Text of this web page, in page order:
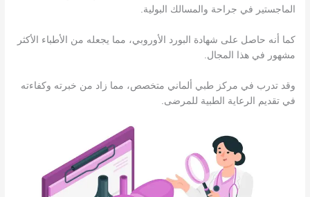
الماجستير في جراحة والمسالك البولية.
كما أنه حاصل على شهادة البورد الأوروبي، مما يجعله من الأطباء الأكثر
مشهور في هذا المجال.
وقد تدرب في مركز طبي ألماني متخصص، مما زاد من خبرته وكفاءته
في تقديم الرعاية الطبية للمرضى.